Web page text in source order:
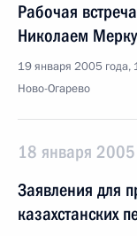
Рабочая
Николаем
19 января 2005 года,
Ново-Огарево
18 января 2005
Заявления для
казахстанских